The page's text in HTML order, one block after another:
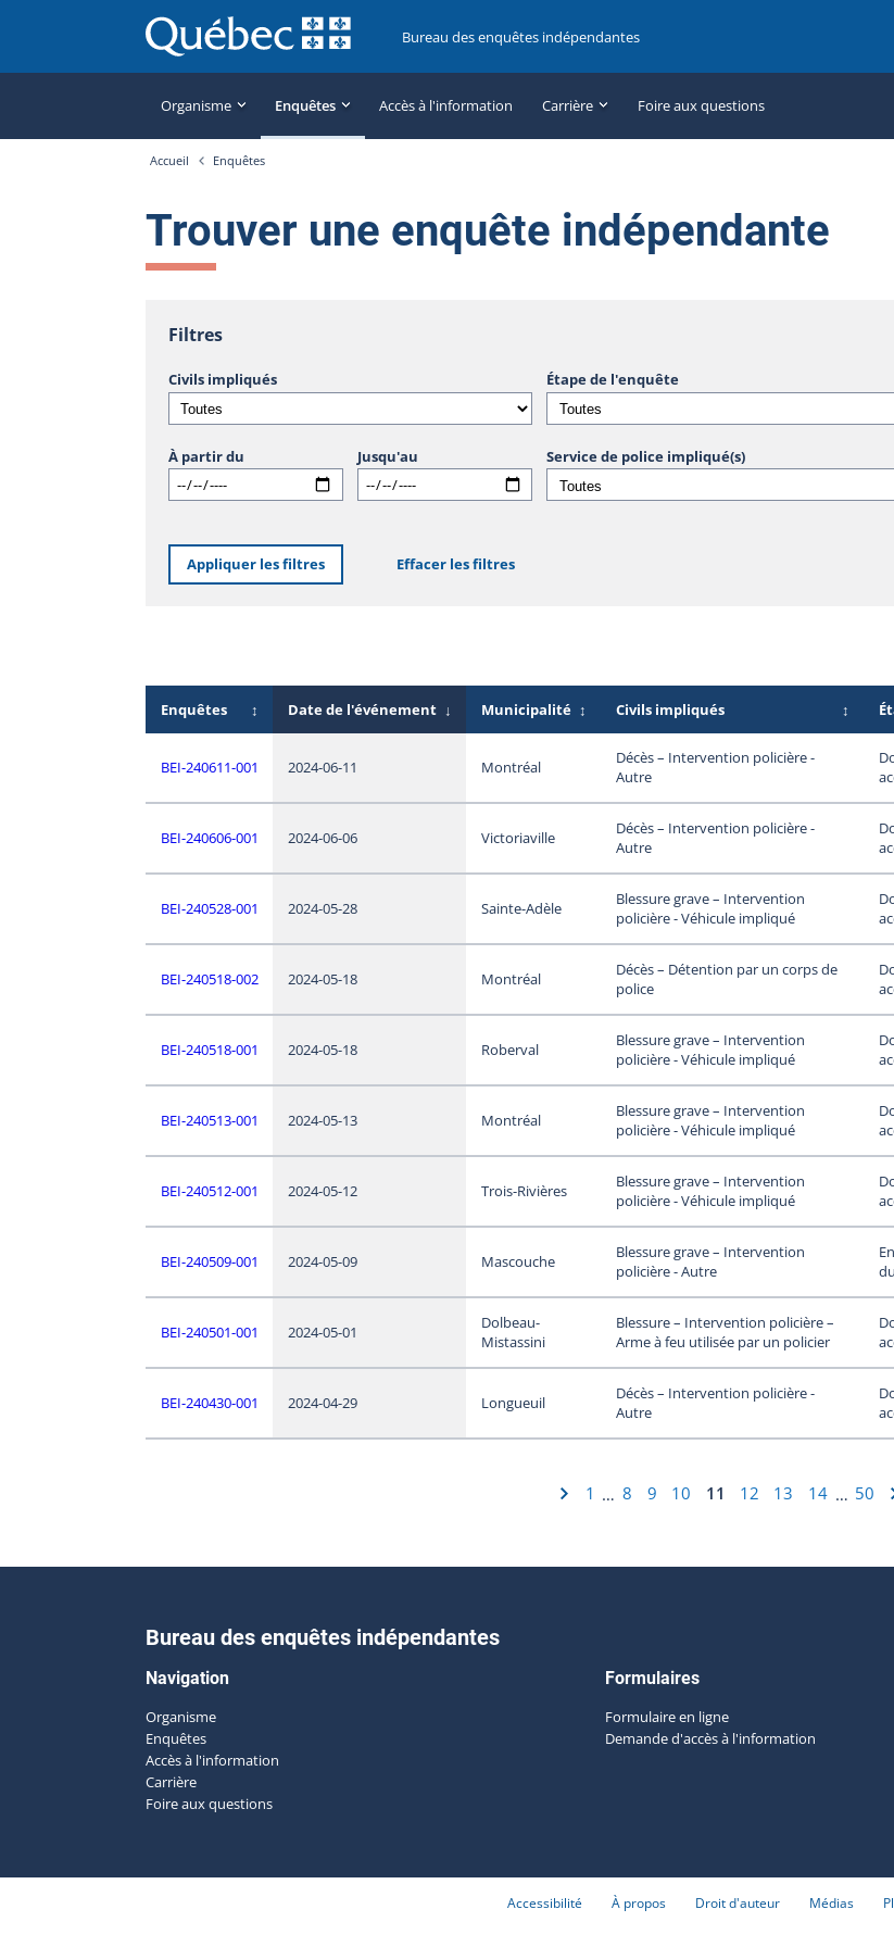
Bureau des enquêtes indépendantes
Organisme Enquêtes Accès à l'information Carrière Foire aux questions
Accueil Enquêtes
Trouver une enquête indépendante
Filtres
Civils impliqués Étape de l'enquête
À partir du Jusqu'au Service de police impliqué(s)
Appliquer les filtres Effacer les filtres
Enquêtes ↕ Date de l'événement ↓ Municipalité ↕ Civils impliqués ↕
BEI-240611-001 2024-06-11 Montréal
Décès – Intervention policière -
Autre
BEI-240606-001 2024-06-06 Victoriaville
Décès – Intervention policière -
Autre
BEI-240528-001 2024-05-28 Sainte-Adèle
Blessure grave – Intervention
policière - Véhicule impliqué
BEI-240518-002 2024-05-18 Montréal
Décès – Détention par un corps de
police
BEI-240518-001 2024-05-18 Roberval
Blessure grave – Intervention
policière - Véhicule impliqué
BEI-240513-001 2024-05-13 Montréal
Blessure grave – Intervention
policière - Véhicule impliqué
BEI-240512-001 2024-05-12 Trois-Rivières
Blessure grave – Intervention
policière - Véhicule impliqué
BEI-240509-001 2024-05-09 Mascouche
Blessure grave – Intervention
policière - Autre
BEI-240501-001 2024-05-01
Dolbeau-
Mistassini
Blessure – Intervention policière –
Arme à feu utilisée par un policier
BEI-240430-001 2024-04-29 Longueuil
Décès – Intervention policière -
Autre
1 … 8 9 10 11 12 13 14 … 50
Bureau des enquêtes indépendantes
Navigation
Organisme
Enquêtes
Accès à l'information
Carrière
Foire aux questions
Formulaires
Formulaire en ligne
Demande d'accès à l'information
Accessibilité À propos Droit d'auteur Médias